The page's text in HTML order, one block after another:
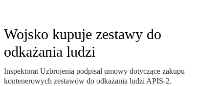
Wojsko kupuje zestawy do
odkażania ludzi
Inspektorat Uzbrojenia podpisał umowy dotyczące zakupu
kontenerowych zestawów do odkażania ludzi APIS-2.